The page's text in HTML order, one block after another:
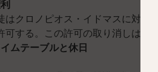
はクロノピオス・イドマスに対し
可する。この許可の取り消しは、
ムテーブルと休日